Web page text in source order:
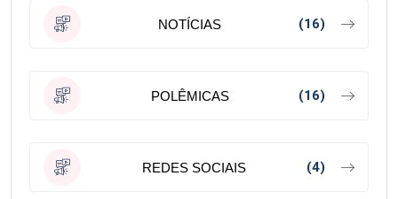
NOTÍCIAS (16)
POLÊMICAS (16)
REDES SOCIAIS (4)